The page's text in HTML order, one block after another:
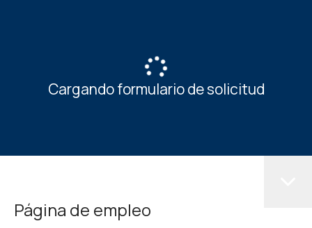
Cargando formulario de solicitud
Página de empleo